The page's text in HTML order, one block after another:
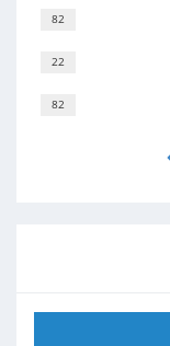
82
22
82